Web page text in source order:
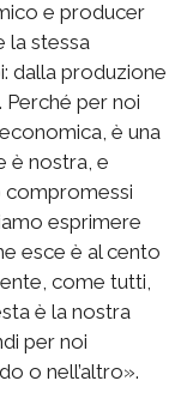
e producer
la stessa
dalla produzione
Perché per noi
è una
è nostra, e
compromessi
esprimere
esce è al cento
come tutti,
è la nostra
per noi
o nell’altro».